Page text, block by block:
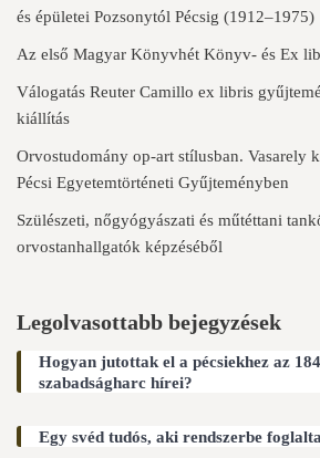
és épületei Pozsonytól Pécsig (1912–1975)
Az első Magyar Könyvhét Könyv- és Ex
Válogatás Reuter Camillo ex libris
kiállítás
Orvostudomány op-art stílusban. Vasarely
Pécsi Egyetemtörténeti Gyűjteményben
Szülészeti, nőgyógyászati és műtéttani
orvostanhallgatók képzéséből
Legolvasottabb bejegyzések
Hogyan jutottak el a pécsiekhez az
szabadságharc hírei?
Egy svéd tudós, aki rendszerbe